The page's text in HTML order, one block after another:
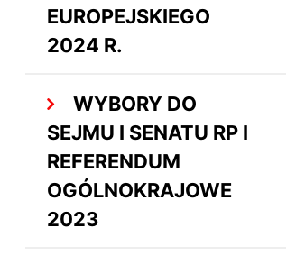
EUROPEJSKIEGO
2024 R.
WYBORY DO
SEJMU I SENATU RP I
REFERENDUM
OGÓLNOKRAJOWE
2023